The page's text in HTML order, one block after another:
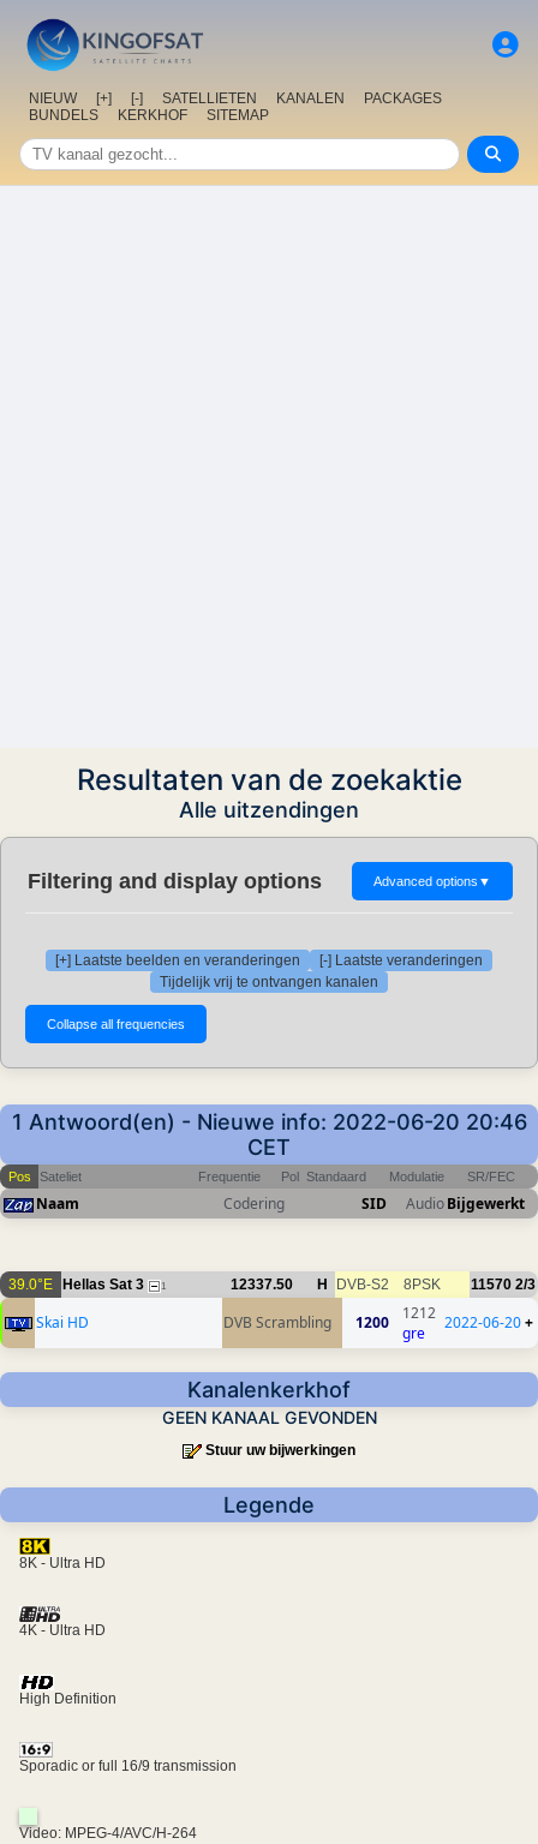
NIEUW [+] [-] SATELLIETEN KANALEN
PACKAGES
BUNDELS
KERKHOF SITEMAP
Resultaten van de zoekaktie
Alle uitzendingen
Filtering and display options Advanced options ▼
[+] Laatste beelden en veranderingen
[-] Laatste veranderingen
Tijdelijk vrij te ontvangen kanalen
1 Antwoord(en) - Nieuwe info: 2022-06-20 20:46
CET
Pos Sateliet Frequentie Pol Standaard Modulatie SR/FEC
Naam Codering SID AudioBijgewerkt
39.0°E Hellas Sat 3 1 12337.50 H DVB-S2 8PSK 11570 2/3
Skai HD DVB Scrambling 1200
1212
gre
2022-06-20+
Kanalenkerkhof
GEEN KANAAL GEVONDEN
Stuur uw bijwerkingen
Legende
8K - Ultra HD
4K - Ultra HD
High Definition
Sporadic or full 16/9 transmission
Video: MPEG-4/AVC/H-264